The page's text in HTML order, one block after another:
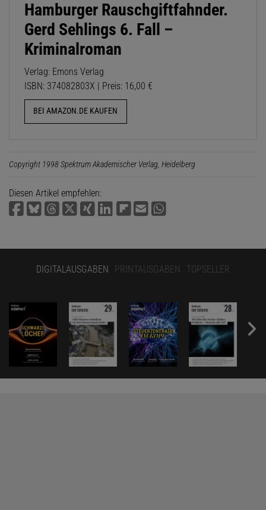
Hamburger Rauschgiftfahnder.
Gerd Sehlings 6. Fall –
Kriminalroman
Verlag: Emons Verlag
ISBN: 374082803X | Preis: 16,00 €
BEI AMAZON.DE KAUFEN
Copyright 1998 Spektrum Akademischer Verlag, Heidelberg
Diesen Artikel empfehlen:
DIGITALAUSGABEN PRINTAUSGABEN TOPSELLER